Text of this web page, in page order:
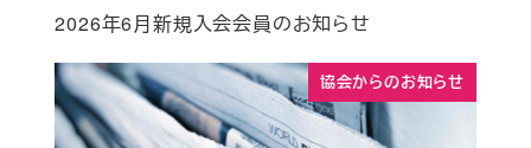
2026年6月新規入会会員のお知らせ
協会からのお知らせ